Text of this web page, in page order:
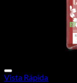
Vista Rápida